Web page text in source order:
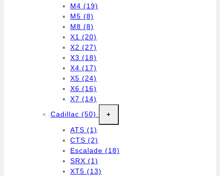
M4 (19)
M5 (8)
M8 (8)
X1 (20)
X2 (27)
X3 (18)
X4 (17)
X5 (24)
X6 (16)
X7 (14)
Cadillac (50) +
ATS (1)
CTS (2)
Escalade (18)
SRX (1)
XT5 (13)